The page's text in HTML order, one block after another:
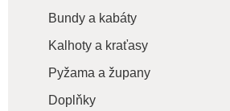
Bundy a kabáty
Kalhoty a kraťasy
Pyžama a župany
Doplňky